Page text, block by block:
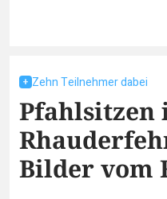
Zehn Teilnehmer dabei
Pfahlsitzen
Bilder vom